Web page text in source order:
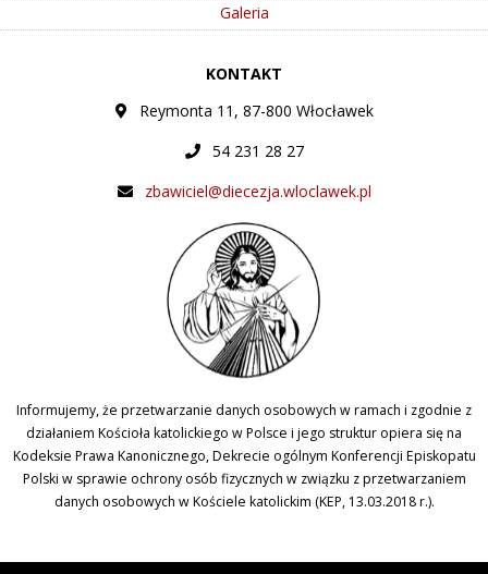
Galeria
KONTAKT
Reymonta 11, 87-800 Włocławek
54 231 28 27
zbawiciel@diecezja.wloclawek.pl
Informujemy, że przetwarzanie danych osobowych w ramach i zgodnie z
działaniem Kościoła katolickiego w Polsce i jego struktur opiera się na
Kodeksie Prawa Kanonicznego, Dekrecie ogólnym Konferencji Episkopatu
Polski w sprawie ochrony osób fizycznych w związku z przetwarzaniem
danych osobowych w Kościele katolickim (KEP, 13.03.2018 r.).